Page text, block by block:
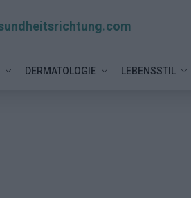
DERMATOLOGIE LEBENSSTIL